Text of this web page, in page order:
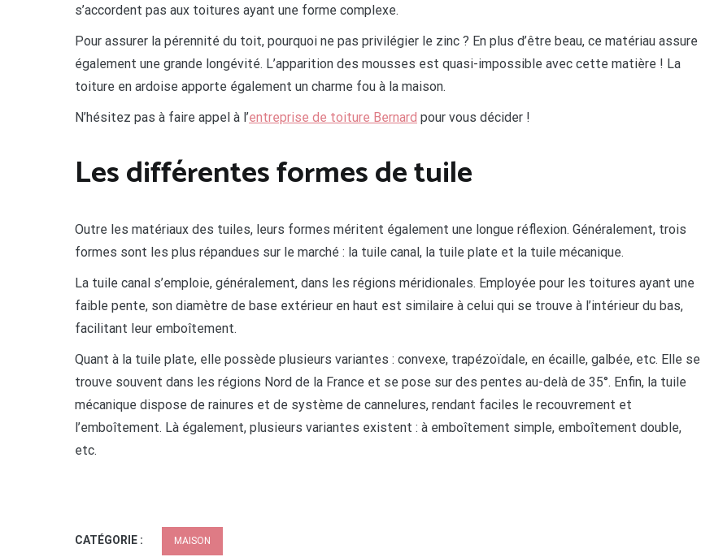
s’accordent pas aux toitures ayant une forme complexe.
Pour assurer la pérennité du toit, pourquoi ne pas privilégier le zinc ? En plus d’être beau, ce matériau assure
également une grande longévité. L’apparition des mousses est quasi-impossible avec cette matière ! La
toiture en ardoise apporte également un charme fou à la maison.
N’hésitez pas à faire appel à l’entreprise de toiture Bernard pour vous décider !
Les différentes formes de tuile
Outre les matériaux des tuiles, leurs formes méritent également une longue réflexion. Généralement, trois
formes sont les plus répandues sur le marché : la tuile canal, la tuile plate et la tuile mécanique.
La tuile canal s’emploie, généralement, dans les régions méridionales. Employée pour les toitures ayant une
faible pente, son diamètre de base extérieur en haut est similaire à celui qui se trouve à l’intérieur du bas,
facilitant leur emboîtement.
Quant à la tuile plate, elle possède plusieurs variantes : convexe, trapézoïdale, en écaille, galbée, etc. Elle se
trouve souvent dans les régions Nord de la France et se pose sur des pentes au-delà de 35°. Enfin, la tuile
mécanique dispose de rainures et de système de cannelures, rendant faciles le recouvrement et
l’emboîtement. Là également, plusieurs variantes existent : à emboîtement simple, emboîtement double,
etc.
CATÉGORIE : MAISON